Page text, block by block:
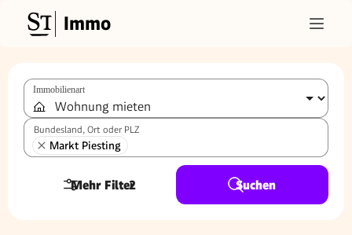
Immo
Immobilienart
Bundesland, Ort oder PLZ
Markt Piesting
Mehr Filter
2 Suchen